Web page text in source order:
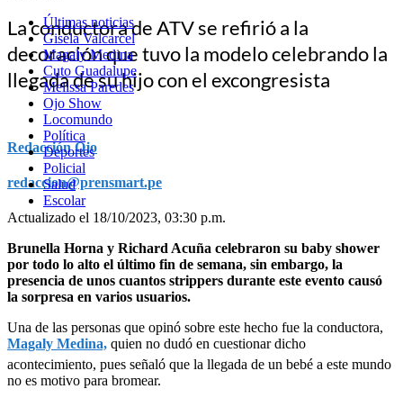
Últimas noticias
Gisela Valcarcel
Magaly Medina
Cuto Guadalupe
Melissa Paredes
Ojo Show
Locomundo
Política
Deportes
Policial
Salud
Escolar
La conductora de ATV se refirió a la
decoración que tuvo la modelo celebrando la
llegada de su hijo con el excongresista
Redacción Ojo
redaccion@prensmart.pe
Actualizado el 18/10/2023, 03:30 p.m.
Brunella Horna y Richard Acuña celebraron su baby shower
por todo lo alto el último fin de semana, sin embargo, la
presencia de unos cuantos strippers durante este evento causó
la sorpresa en varios usuarios.
Una de las personas que opinó sobre este hecho fue la conductora,
Magaly Medina, quien no dudó en cuestionar dicho
acontecimiento, pues señaló que la llegada de un bebé a este mundo
no es motivo para bromear.